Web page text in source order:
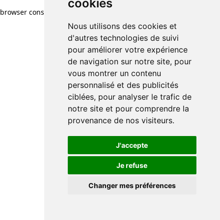
cookies
Nous utilisons des cookies et
d'autres technologies de suivi
pour améliorer votre expérience
de navigation sur notre site, pour
vous montrer un contenu
personnalisé et des publicités
ciblées, pour analyser le trafic de
notre site et pour comprendre la
provenance de nos visiteurs.
J'accepte
Je refuse
Changer mes préférences
browser console for more information)